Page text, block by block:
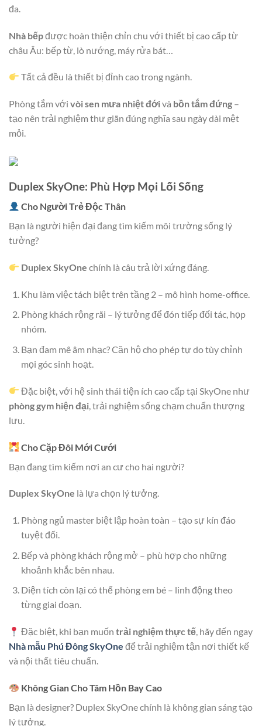
đa.
Nhà bếpđược hoàn thiện chỉn chu với thiết bị cao cấp từ
châu Âu: bếp từ, lò nướng, máy rửa bát…
Tất cả đều là thiết bị đỉnh cao trong ngành.
Phòng tắm với vòi sen mưa nhiệt đớivà bồn tắm đứng –
tạo nên trải nghiệm thư giãn đúng nghĩa sau ngày dài mệt
mỏi.
Duplex SkyOne: Phù Hợp Mọi Lối Sống
Cho Người Trẻ Độc Thân
Bạn là người hiện đại đang tìm kiếm môi trường sống lý
tưởng?
Duplex SkyOne chính là câu trả lời xứng đáng.
Khu làm việc tách biệt trên tầng 2 – mô hình home-office.
Phòng khách rộng rãi – lý tưởng để đón tiếp đối tác, họp
nhóm.
Bạn đam mê âm nhạc? Căn hộ cho phép tự do tùy chỉnh
mọi góc sinh hoạt.
Đặc biệt, với hệ sinh thái tiện ích cao cấp tại SkyOne như
phòng gym hiện đại, trải nghiệm sống chạm chuẩn thượng
lưu.
Cho Cặp Đôi Mới Cưới
Bạn đang tìm kiếm nơi an cư cho hai người?
Duplex SkyOne là lựa chọn lý tưởng.
Phòng ngủ master biệt lập hoàn toàn – tạo sự kín đáo
tuyệt đối.
Bếp và phòng khách rộng mở – phù hợp cho những
khoảnh khắc bên nhau.
Diện tích còn lại có thể phòng em bé – linh động theo
từng giai đoạn.
Đặc biệt, khi bạn muốntrải nghiệm thực tế, hãy đến ngay
Nhà mẫu Phú Đông SkyOne để trải nghiệm tận nơi thiết kế
và nội thất tiêu chuẩn.
Không Gian Cho Tâm Hồn Bay Cao
Bạn là designer? Duplex SkyOne chính là không gian sáng tạo
lý tưởng.